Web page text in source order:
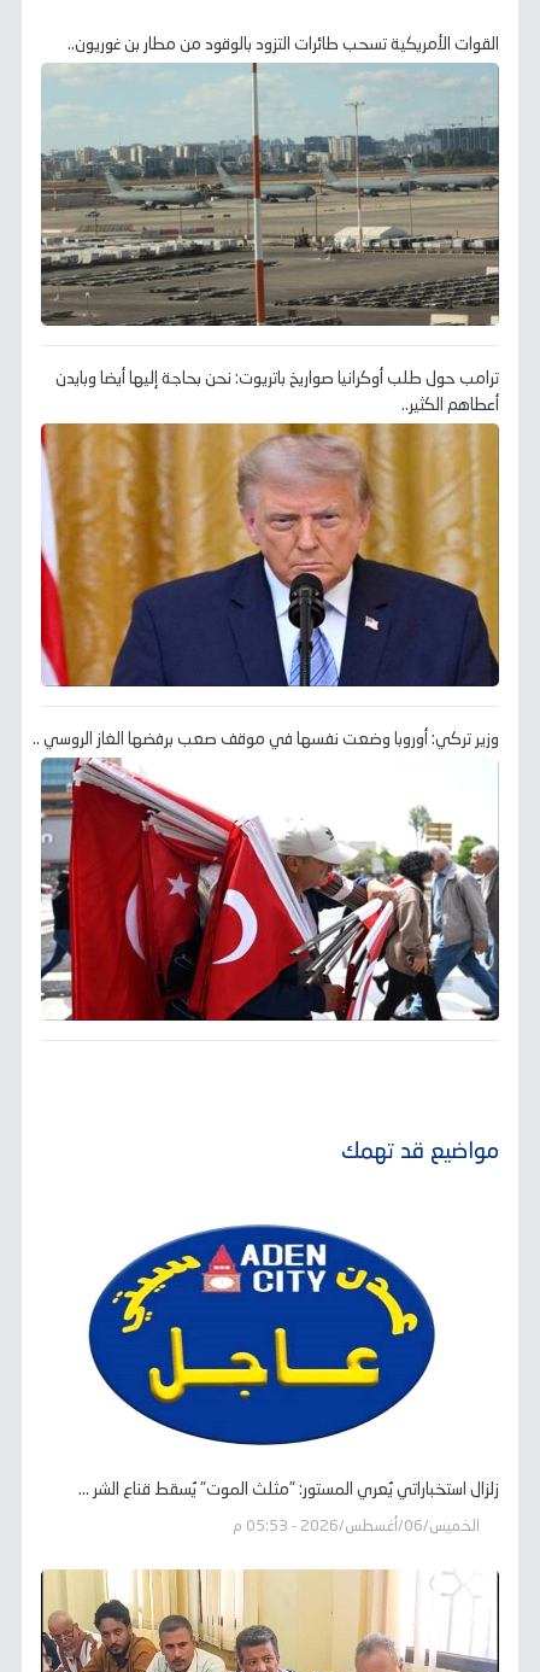
القوات الأمريكية تسحب طائرات التزود بالوقود من مطار بن غوريون..
ترامب حول طلب أوكرانيا صواريخ باتريوت: نحن بحاجة إليها أيضا وبايدن
أعطاهم الكثير..
وزير تركي: أوروبا وضعت نفسها في موقف صعب برفضها الغاز الروسي ..
مواضيع قد تهمك
زلزال استخباراتي يُعري المستور: "مثلث الموت" يُسقط قناع الشر ...
الخميس/06/أغسطس/2026 - 05:53 م